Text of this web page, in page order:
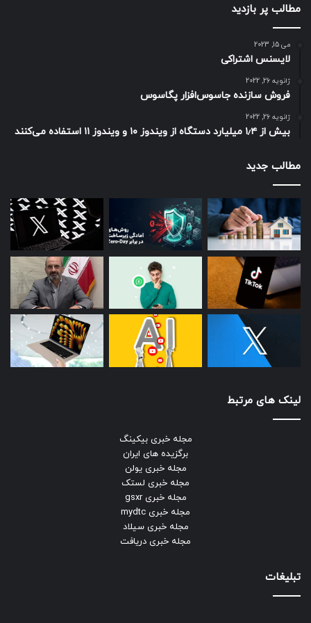
مطالب پر بازدید
می 15, 2023
لایسنس اشتراکی
ژانویه 26, 2022
فروش سازنده جاسوس‌افزار پگاسوس
ژانویه 26, 2022
بیش از ۱٫۴ میلیارد دستگاه از ویندوز ۱۰ و ویندوز ۱۱ استفاده می‌کنند
مطالب جدید
لینک های مرتبط
مجله خبری بیکینگ
برگزیده های ایران
مجله خبری یولن
مجله خبری لستک
مجله خبری gsxr
مجله خبری mydtc
مجله خبری سیلاد
مجله خبری دریافت
تبلیغات